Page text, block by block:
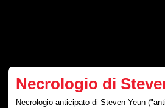
Necrologio di
Necrologioanticipato di Steven Yeun